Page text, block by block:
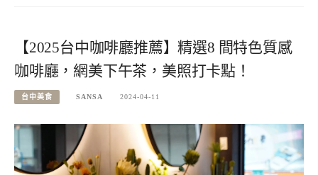
【2025台中咖啡廳推薦】精選8 間特色質感
咖啡廳，網美下午茶，美照打卡點！
台中美食 SANSA 2024-04-11